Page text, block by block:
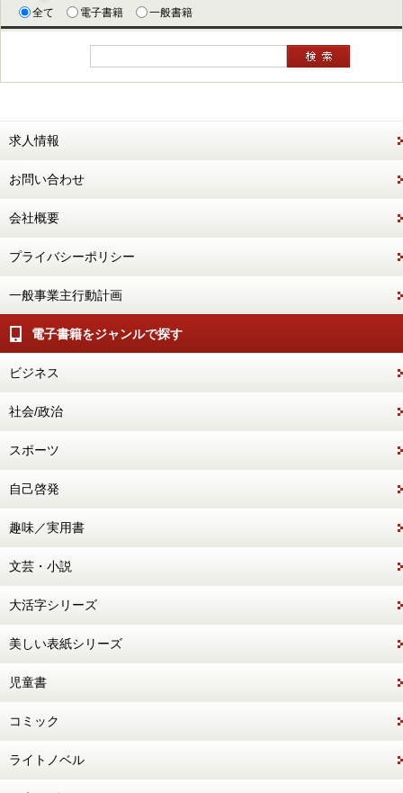
全て 電子書籍 一般書籍
求人情報
お問い合わせ
会社概要
プライバシーポリシー
一般事業主行動計画
電子書籍をジャンルで探す
ビジネス
社会/政治
スポーツ
自己啓発
趣味／実用書
文芸・小説
大活字シリーズ
美しい表紙シリーズ
児童書
コミック
ライトノベル